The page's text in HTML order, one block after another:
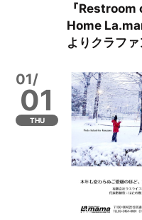
『
Home
よりクラフ
01/
01
THU